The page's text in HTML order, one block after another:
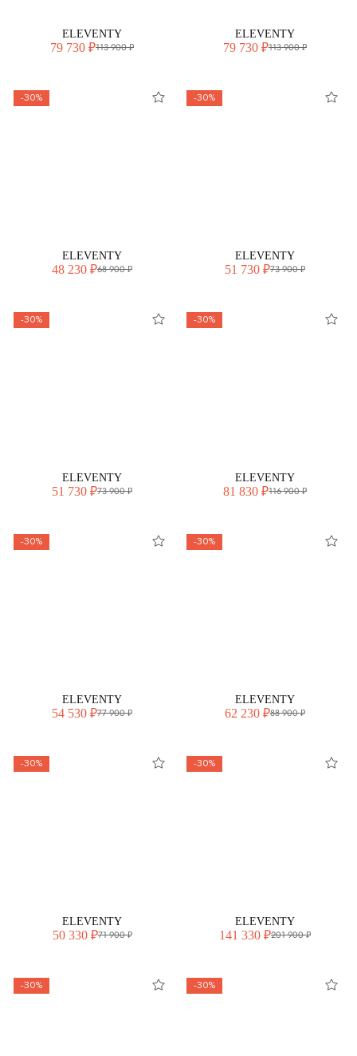
ELEVENTY
79 730 ₽113 900 ₽
ELEVENTY
79 730 ₽113 900 ₽
-30%
ELEVENTY
48 230 ₽68 900 ₽
-30%
ELEVENTY
51 730 ₽73 900 ₽
-30%
ELEVENTY
51 730 ₽73 900 ₽
-30%
ELEVENTY
81 830 ₽116 900 ₽
-30%
ELEVENTY
54 530 ₽77 900 ₽
-30%
ELEVENTY
62 230 ₽88 900 ₽
-30%
ELEVENTY
50 330 ₽71 900 ₽
-30%
ELEVENTY
141 330 ₽201 900 ₽
-30% -30%